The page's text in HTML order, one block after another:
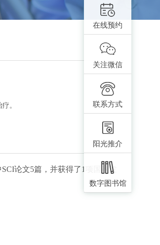
在线预约
关注微信
联系方式
阳光推介
数字图书馆
。
论文5篇，并获得了1项国家发